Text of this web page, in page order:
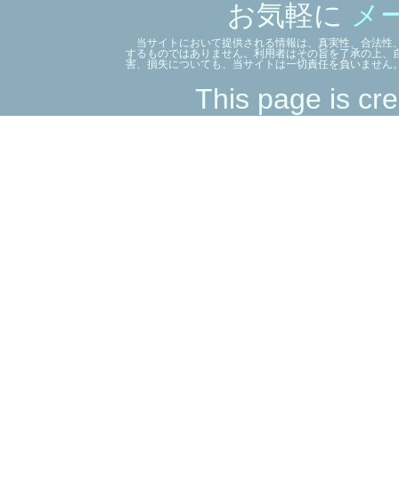
お気軽に メ
当サイトにおいて提供される情報は、真実性、合法性
するものではありません。利用者はその旨を了承の上
害、損失についても、当サイトは一切責任を負いません
This page is